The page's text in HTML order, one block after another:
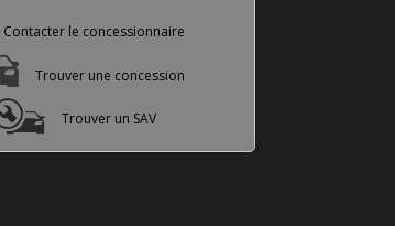
Contacter le concessionnaire
Trouver une concession
Trouver un SAV